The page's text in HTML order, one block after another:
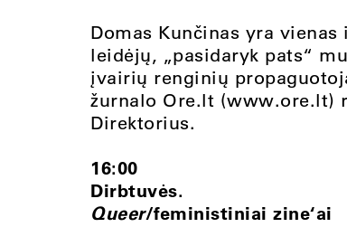
Domas Kunčinas yra vienas
leidėjų, „pasidaryk pats“
įvairių renginių
žurnalo Ore.lt (www.ore.lt)
Direktorius.
16:00
Dirbtuvės.
Queer/feministiniai zine‘ai